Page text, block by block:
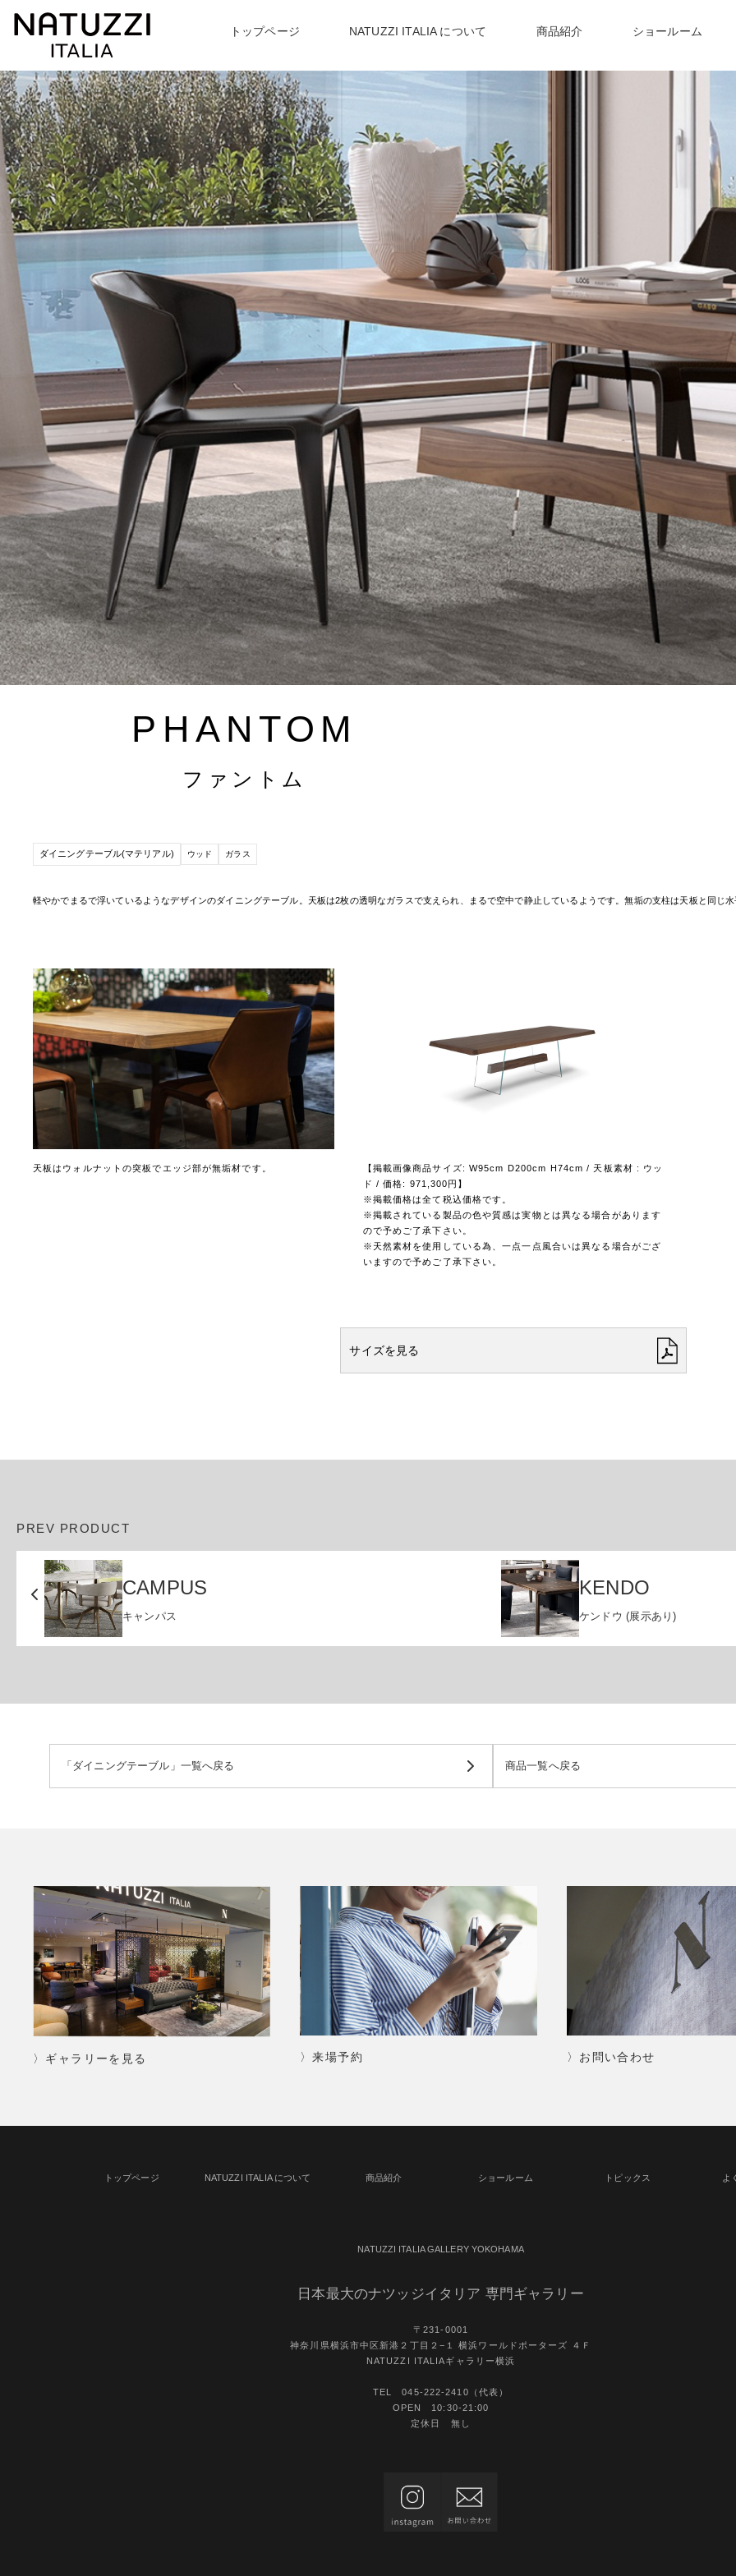
トップページ NATUZZI ITALIA について
ABOUT〉NATUZZI ITARIA について一覧
〉
ハンドメイドで追及する
あなたに合わせた座り心地
〉イタリア職人が作る
上質かつモダンなデザイン
〉世界72か国で愛される
ヨーロッパNo1 ソファブランド
商品紹介
PRODUCT〉商品紹介一覧
〉ソファ 〉リヴァイブ デス
〉ダイニングテーブル 〉ダイニングチェア 〉ベッドフレーム
ショールーム
TOPICS〉トッピクス一覧
EVENT
〉最新のイベント情報
NEWS
ナツッジイタリアからのお知らせ 〉
PHANTOM
ファントム
ダイニングテーブル(マテリアル) ウッド ガラス
軽やかでまるで浮いているようなデザインのダイニングテーブル。天板は2枚の透明なガラスで支えられ、まるで空中で静止しているようです。無垢の支柱は天板と同じ
天板はウォルナットの突板でエッジ部が無垢材です。
【掲載画像商品サイズ: W95cm D200cm H74cm / 天板素材 : ウッ
ド / 価格: 971,300円】
※掲載価格は全て税込価格です。
※掲載されている製品の色や質感は実物とは異なる場合があります
ので予めご了承下さい。
※天然素材を使用している為、一点一点風合いは異なる場合がござ
いますので予めご了承下さい。
サイズを見る
PREV PRODUCT
CAMPUS
キャンパス
KENDO
ケンドウ (展示あり)
「ダイニングテーブル」一覧へ戻る 商品一覧へ戻る
〉ギャラリーを見る 〉来場予約 〉お問い合わせ
トップページ NATUZZI ITALIA について 商品紹介 ショールーム トピックス よ
NATUZZI ITALIA GALLERY YOKOHAMA
日本最大のナツッジイタリア 専門ギャラリー
〒231-0001
神奈川県横浜市中区新港２丁目２−１ 横浜ワールドポーターズ ４Ｆ
NATUZZI ITALIAギャラリー横浜
TEL 045-222-2410（代表）
OPEN 10:30-21:00
定休日 無し